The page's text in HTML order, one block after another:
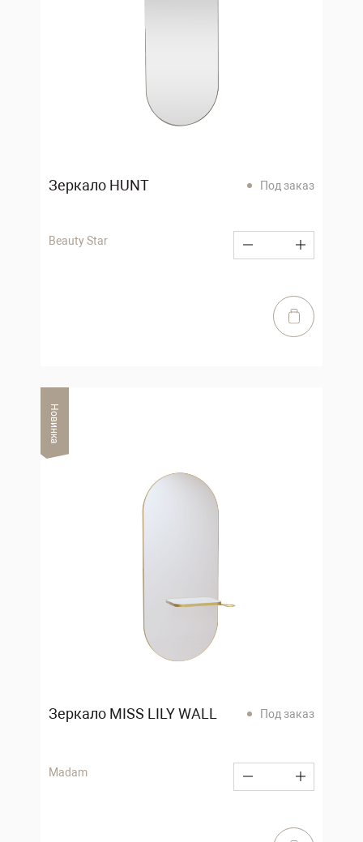
Зеркало HUNT Под заказ
Beauty Star
Новинка
Зеркало MISS LILY WALL Под заказ
Madam